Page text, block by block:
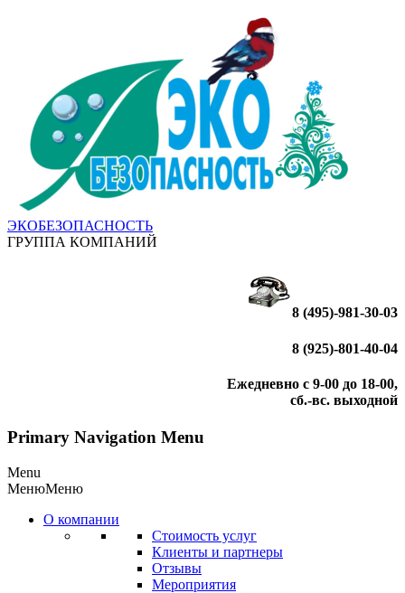
ЭКОБЕЗОПАСНОСТЬ
ГРУППА КОМПАНИЙ
8 (495)-981-30-03
8 (925)-801-40-04
Ежедневно с 9-00 до 18-00,
сб.-вс. выходной
Primary Navigation Menu
Menu
МенюМеню
О компании
Стоимость услуг
Клиенты и партнеры
Отзывы
Мероприятия